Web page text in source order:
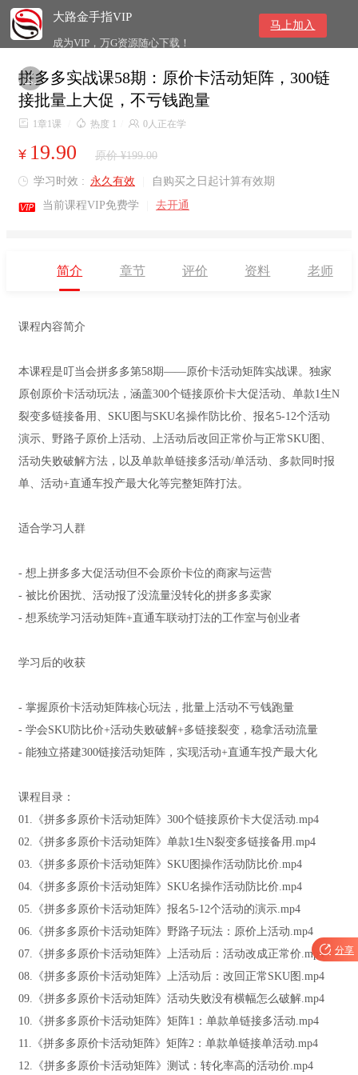
大路金手指VIP
成为VIP，万G资源随心下载！
马上加入

拼多多实战课58期：原价卡活动矩阵，300链
接批量上大促，不亏钱跑量
 1章1课  热度 1  0人正在学
¥ 19.90 原价 ¥199.00
 学习时效 : 永久有效 自购买之日起计算有效期
 当前课程VIP免费学 去开通
简介 章节 评价 资料 老师
课程内容简介
本课程是叮当会拼多多第58期——原价卡活动矩阵实战课。独家
原创原价卡活动玩法，涵盖300个链接原价卡大促活动、单款1生N
裂变多链接备用、SKU图与SKU名操作防比价、报名5-12个活动
演示、野路子原价上活动、上活动后改回正常价与正常SKU图、
活动失败破解方法，以及单款单链接多活动/单活动、多款同时报
单、活动+直通车投产最大化等完整矩阵打法。
适合学习人群
- 想上拼多多大促活动但不会原价卡位的商家与运营
- 被比价困扰、活动报了没流量没转化的拼多多卖家
- 想系统学习活动矩阵+直通车联动打法的工作室与创业者
学习后的收获
- 掌握原价卡活动矩阵核心玩法，批量上活动不亏钱跑量
- 学会SKU防比价+活动失败破解+多链接裂变，稳拿活动流量
- 能独立搭建300链接活动矩阵，实现活动+直通车投产最大化
课程目录：
01.《拼多多原价卡活动矩阵》300个链接原价卡大促活动.mp4
02.《拼多多原价卡活动矩阵》单款1生N裂变多链接备用.mp4
03.《拼多多原价卡活动矩阵》SKU图操作活动防比价.mp4
04.《拼多多原价卡活动矩阵》SKU名操作活动防比价.mp4
05.《拼多多原价卡活动矩阵》报名5-12个活动的演示.mp4
06.《拼多多原价卡活动矩阵》野路子玩法：原价上活动.mp4
07.《拼多多原价卡活动矩阵》上活动后：活动改成正常价.mp4
08.《拼多多原价卡活动矩阵》上活动后：改回正常SKU图.mp4
09.《拼多多原价卡活动矩阵》活动失败没有横幅怎么破解.mp4
10.《拼多多原价卡活动矩阵》矩阵1：单款单链接多活动.mp4
11.《拼多多原价卡活动矩阵》矩阵2：单款单链接单活动.mp4
12.《拼多多原价卡活动矩阵》测试：转化率高的活动价.mp4
 分享